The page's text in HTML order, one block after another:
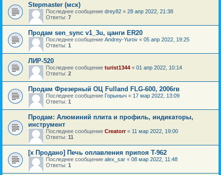
Stepmaster (мск)
Последнее сообщение drey82 « 28 апр 2022, 21:38
Ответы: 7
Продам sen_sync v1_3u, цанги ER20
Последнее сообщение Andrey-Yurov « 05 апр 2022, 19:25
Ответы: 1
ЛИР-520
Последнее сообщение turist1344 « 01 апр 2022, 10:14
Ответы: 2
Продам Фрезерный ОЦ Fulland FLG-600, 2006гв
Последнее сообщение Горыныч « 17 мар 2022, 13:09
Ответы: 1
Продам: Алюминий плита и профиль, индикаторы,
инструмент
Последнее сообщение Creatorr« 11 мар 2022, 19:00
Ответы: 11
[х Продано] Печь оплавления припоя T-962
Последнее сообщение alex_sar « 08 мар 2022, 11:48
Ответы: 1